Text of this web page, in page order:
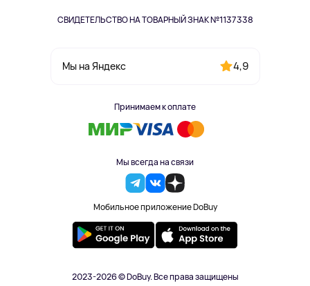
СВИДЕТЕЛЬСТВО НА ТОВАРНЫЙ ЗНАК №1137338
Мы на Яндекс 4,9
Принимаем к оплате
Мы всегда на связи
Мобильное приложение DoBuy
2023-2026 © DoBuy. Все права защищены